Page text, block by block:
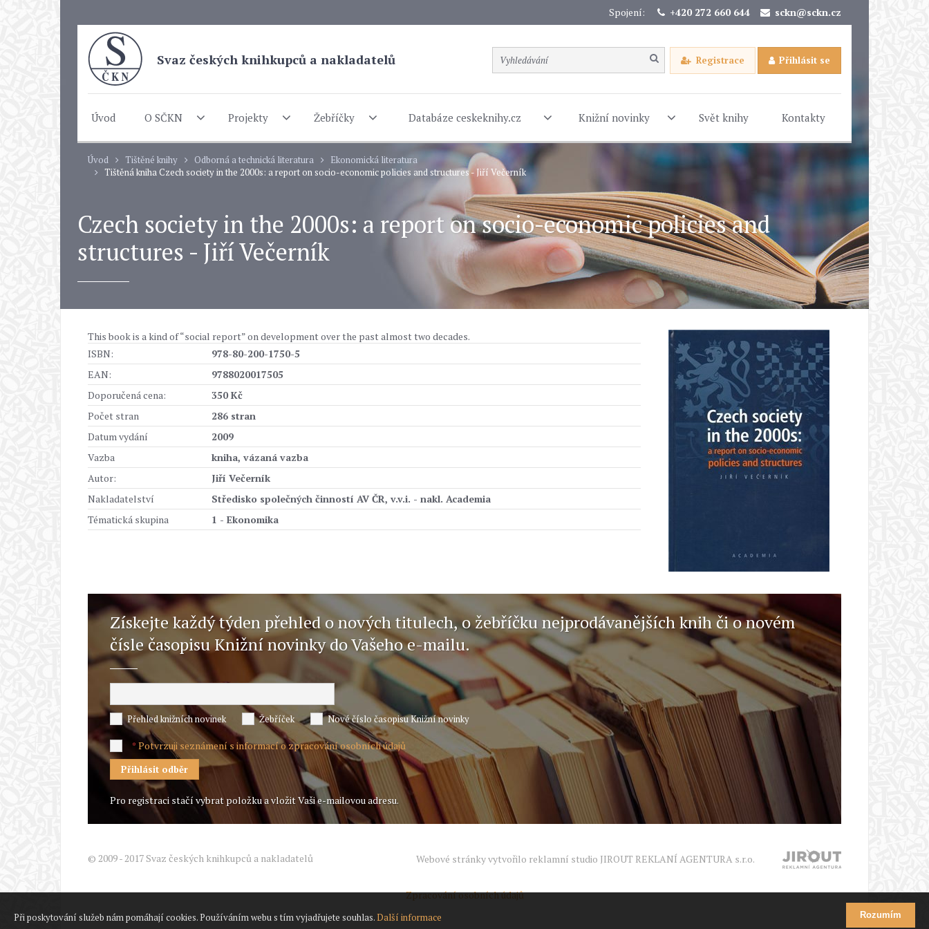
Spojení: +420 272 660 644 sckn@sckn.cz
Svaz českých knihkupců a nakladatelů Registrace Přihlásit se
Úvod O SČKN Projekty Žebříčky Databáze ceskeknihy.cz Knižní novinky Svět knihy Kontakty
Úvod Tištěné knihy Odborná a technická literatura
Ekonomická literatura
Tištěná kniha Czech society in the 2000s: a report on socio-economic policies and structures - Jiří Večerník
Czech society in the 2000s: a report on socio-economic policies and
structures - Jiří Večerník
This book is a kind of “social report” on development over the past almost two decades.
ISBN:
978-80-200-1750-5
EAN:
9788020017505
Doporučená cena:
350 Kč
Počet stran
286 stran
Datum vydání
2009
Vazba
kniha, vázaná vazba
Autor:
Jiří Večerník
Nakladatelství
Středisko společných činností AV ČR, v.v.i. - nakl. Academia
Tématická skupina
1 - Ekonomika
Získejte každý týden přehled o nových titulech, o žebříčku nejprodávanějších knih či o novém
čísle časopisu Knižní novinky do Vašeho e-mailu.
Přehled knižních novinek Žebříček Nové číslo časopisu Knižní novinky
*Potvrzuji seznámení s informací o zpracování osobních údajů
Pro registraci stačí vybrat položku a vložit Vaši e-mailovou adresu.
© 2009 - 2017 Svaz českých knihkupců a nakladatelů Webové stránky vytvořilo reklamní studio JIROUT REKLANÍ AGENTURA s.r.o.
Zpracování osobních údajů
Při poskytování služeb nám pomáhají cookies. Používáním webu s tím vyjadřujete souhlas.Další informace Rozumím